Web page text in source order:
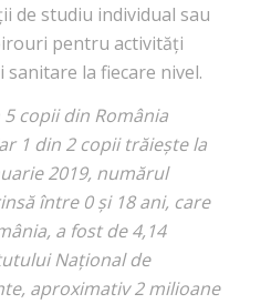
de studiu individual sau
pentru activități
la fiecare nivel.
copii din România
1 din 2 copii trăiește la
2019, numărul
între 0 și 18 ani, care
a fost de 4,14
Național de
aproximativ 2 milioane